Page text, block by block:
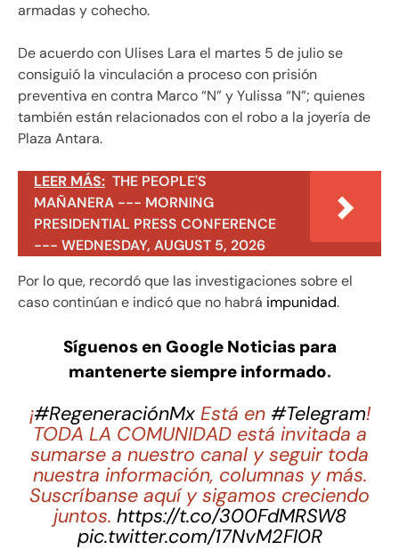
armadas y cohecho.
De acuerdo con Ulises Lara el martes 5 de julio se
consiguió la vinculación a proceso con prisión
preventiva en contra Marco “N” y Yulissa “N”; quienes
también están relacionados con el robo a la joyería de
Plaza Antara.
LEER MÁS: THE PEOPLE'S
MAÑANERA --- MORNING
PRESIDENTIAL PRESS CONFERENCE
--- WEDNESDAY, AUGUST 5, 2026
Por lo que, recordó que las investigaciones sobre el
caso continúan e indicó que no habrá impunidad.
Síguenos en Google Noticias para
mantenerte siempre informado.
¡#RegeneraciónMxEstá en #Telegram!
TODA LA COMUNIDAD está invitada a
sumarse a nuestro canal y seguir toda
nuestra información, columnas y más.
Suscríbanse aquí y sigamos creciendo
juntos. https://t.co/300FdMRSW8
pic.twitter.com/17NvM2FI0R